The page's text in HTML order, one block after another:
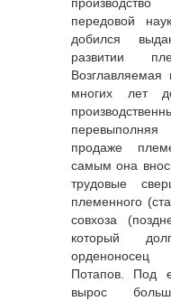
передовой
добился
развитии
многих лет
продаже
самым она
трудовые
племенного
совхоза
который
Потапов. Под
вырос